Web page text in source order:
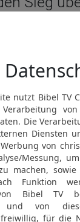
/ Deutsche
20 in der
die
zu
ihn